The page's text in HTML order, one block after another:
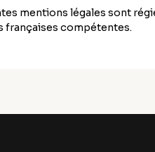
mentions légales sont
françaises compétentes.